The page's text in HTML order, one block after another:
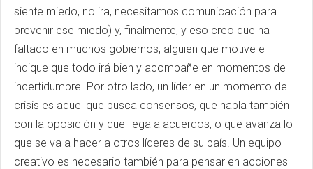
siente miedo, no ira, necesitamos comunicación para
prevenir ese miedo) y, finalmente, y eso creo que ha
faltado en muchos gobiernos, alguien que motive e
indique que todo irá bien y acompañe en momentos de
incertidumbre. Por otro lado, un líder en un momento de
crisis es aquel que busca consensos, que habla también
con la oposición y que llega a acuerdos, o que avanza lo
que se va a hacer a otros líderes de su país. Un equipo
creativo es necesario también para pensar en acciones